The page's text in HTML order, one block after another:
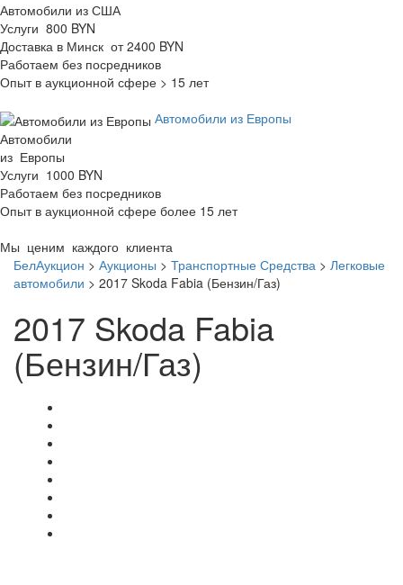
Автомобили из США
Услуги 800 BYN
Доставка в Минск от 2400 BYN
Работаем без посредников
Опыт в аукционной сфере > 15 лет
Автомобили из Европы
Автомобили
из Европы
Услуги 1000 BYN
Работаем без посредников
Опыт в аукционной сфере более 15 лет
Мы ценим каждого клиента
БелАукцион > Аукционы > Транспортные Средства > Легковые
автомобили > 2017 Skoda Fabia (Бензин/Газ)
2017 Skoda Fabia
(Бензин/Газ)